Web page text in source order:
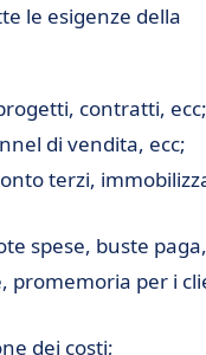
le esigenze della
contratti, ecc;
di vendita, ecc;
terzi,
spese, buste
promemoria per i
dei costi;